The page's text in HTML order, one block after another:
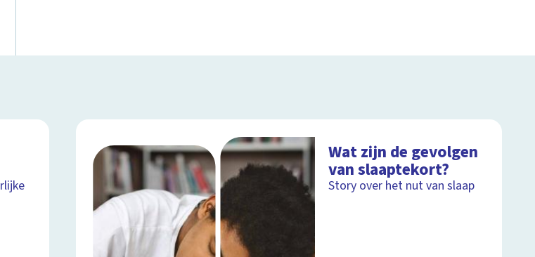
Wat zijn de gevolgen
van slaaptekort?
Story over het nut van slaap